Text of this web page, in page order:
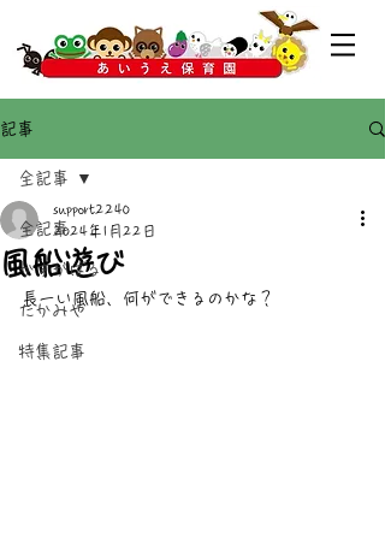
記事
全記事
かすがばる
たかみや
特集記事
全記事
風船遊び
support2240
2024年1月22日
長ーい風船、何ができるのかな？